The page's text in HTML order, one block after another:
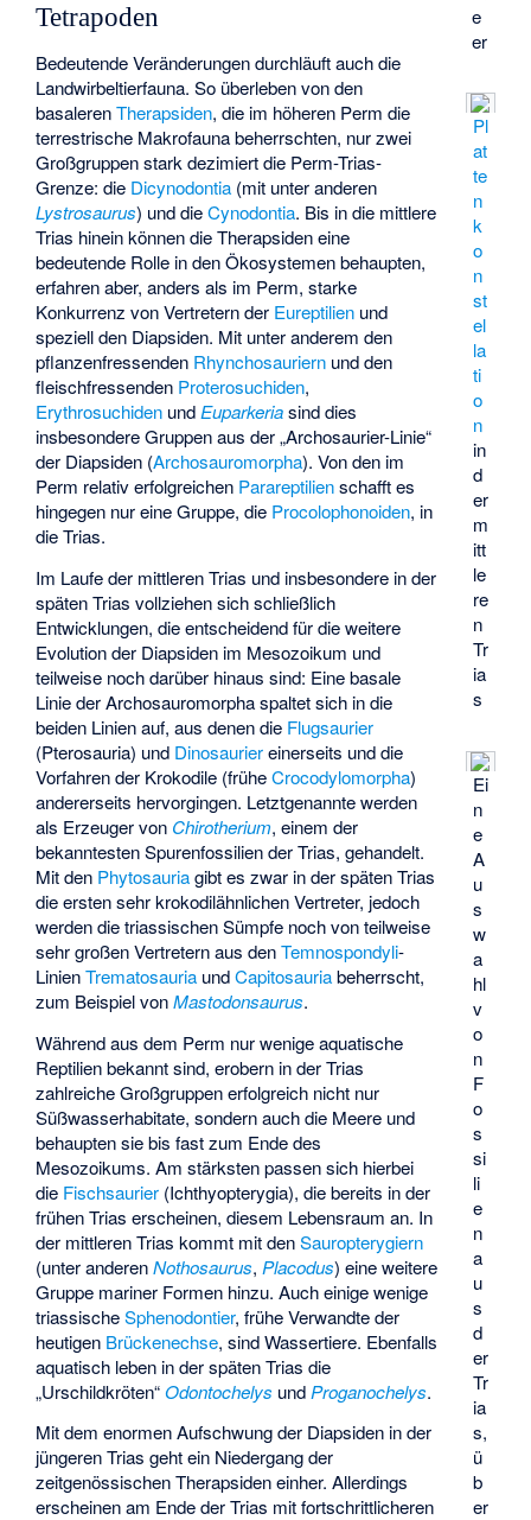
e
er
Pl
at
te
n
k
o
n
st
el
la
ti
o
n
in
d
er
m
itt
le
re
n
Tr
ia
s
Ei
n
e
A
u
s
w
a
hl
v
o
n
F
o
s
si
li
e
n
a
u
s
d
er
Tr
ia
s,
ü
b
er
Tetrapoden
Bedeutende Veränderungen durchläuft auch die
Landwirbeltierfauna. So überleben von den
basalerenTherapsiden, die im höheren Perm die
terrestrische Makrofauna beherrschten, nur zwei
Großgruppen stark dezimiert die Perm-Trias-
Grenze: die Dicynodontia (mit unter anderen
Lystrosaurus) und dieCynodontia. Bis in die mittlere
Trias hinein können die Therapsiden eine
bedeutende Rolle in den Ökosystemen behaupten,
erfahren aber, anders als im Perm, starke
Konkurrenz von Vertretern der Eureptilien und
speziell den Diapsiden. Mit unter anderem den
pflanzenfressenden Rhynchosauriern und den
fleischfressenden Proterosuchiden,
Erythrosuchiden undEuparkeriasind dies
insbesondere Gruppen aus der „Archosaurier-Linie“
der Diapsiden (Archosauromorpha). Von den im
Perm relativ erfolgreichen Parareptilienschafft es
hingegen nur eine Gruppe, die Procolophonoiden, in
die Trias.
Im Laufe der mittleren Trias und insbesondere in der
späten Trias vollziehen sich schließlich
Entwicklungen, die entscheidend für die weitere
Evolution der Diapsiden im Mesozoikum und
teilweise noch darüber hinaus sind: Eine basale
Linie der Archosauromorpha spaltet sich in die
beiden Linien auf, aus denen die Flugsaurier
(Pterosauria) und Dinosauriereinerseits und die
Vorfahren der Krokodile (früheCrocodylomorpha)
andererseits hervorgingen. Letztgenannte werden
als Erzeuger von Chirotherium, einem der
bekanntesten Spurenfossilien der Trias, gehandelt.
Mit den Phytosauriagibt es zwar in der späten Trias
die ersten sehr krokodilähnlichen Vertreter, jedoch
werden die triassischen Sümpfe noch von teilweise
sehr großen Vertretern aus denTemnospondyli-
LinienTrematosauria undCapitosauriabeherrscht,
zum Beispiel vonMastodonsaurus.
Während aus dem Perm nur wenige aquatische
Reptilien bekannt sind, erobern in der Trias
zahlreiche Großgruppen erfolgreich nicht nur
Süßwasserhabitate, sondern auch die Meere und
behaupten sie bis fast zum Ende des
Mesozoikums. Am stärksten passen sich hierbei
die Fischsaurier (Ichthyopterygia), die bereits in der
frühen Trias erscheinen, diesem Lebensraum an. In
der mittleren Trias kommt mit denSauropterygiern
(unter anderenNothosaurus, Placodus) eine weitere
Gruppe mariner Formen hinzu. Auch einige wenige
triassischeSphenodontier, frühe Verwandte der
heutigen Brückenechse, sind Wassertiere. Ebenfalls
aquatisch leben in der späten Trias die
„Urschildkröten“Odontochelys und Proganochelys.
Mit dem enormen Aufschwung der Diapsiden in der
jüngeren Trias geht ein Niedergang der
zeitgenössischen Therapsiden einher. Allerdings
erscheinen am Ende der Trias mit fortschrittlicheren